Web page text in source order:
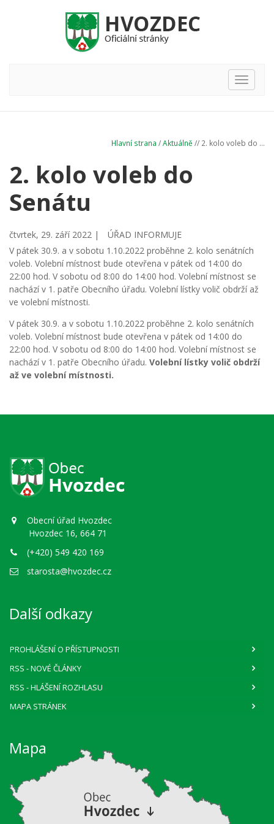
Hlavní
nabídka
Hlavní strana /Aktuálně // 2. kolo voleb do ...
2. kolo voleb do
Senátu
čtvrtek, 29. září 2022 |
ÚŘAD INFORMUJE
V pátek 30.9. a v sobotu 1.10.2022 proběhne 2. kolo senátních
voleb. Volební místnost bude otevřena v pátek od 14:00 do
22:00 hod. V sobotu od 8:00 do 14:00 hod. Volební místnost se
nachází v 1. patře Obecního úřadu. Volební lístky volič obdrží až
ve volební místnosti.
V pátek 30.9. a v sobotu 1.10.2022 proběhne 2. kolo senátních
voleb. Volební místnost bude otevřena v pátek od 14:00 do
22:00 hod. V sobotu od 8:00 do 14:00 hod. Volební místnost se
nachází v 1. patře Obecního úřadu. Volební lístky volič obdrží
až ve volební místnosti.
Obecní úřad Hvozdec
Hvozdec 16, 664 71
(+420) 549 420 169
starosta@hvozdec.cz
Další odkazy
PROHLÁŠENÍ O PŘÍSTUPNOSTI
RSS - NOVÉ ČLÁNKY
RSS - HLÁŠENÍ ROZHLASU
MAPA STRÁNEK
Mapa